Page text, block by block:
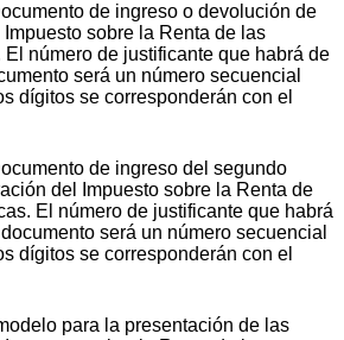
de ingreso o devolución de
sobre la Renta de las
El número de justificante que habrá de
será un número secuencial
dígitos se corresponderán con el
de ingreso del segundo
del Impuesto sobre la Renta de
El número de justificante que habrá
será un número secuencial
dígitos se corresponderán con el
para la presentación de las